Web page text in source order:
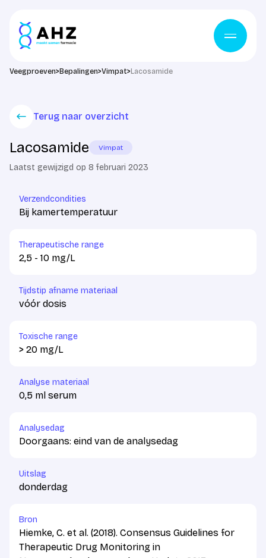
Veegproeven> Bepalingen>Vimpat> Lacosamide
Terug naar overzicht
Lacosamide Vimpat
Laatst gewijzigd op 8 februari 2023
Verzendcondities
Bij kamertemperatuur
Therapeutische range
2,5 - 10 mg/L
Tijdstip afname materiaal
vóór dosis
Toxische range
> 20 mg/L
Analyse materiaal
0,5 ml serum
Analysedag
Doorgaans: eind van de analysedag
Uitslag
donderdag
Bron
Hiemke, C. et al. (2018). Consensus Guidelines for
Therapeutic Drug Monitoring in